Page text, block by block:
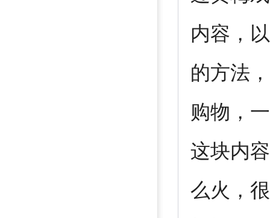
内容，
的方法
购物，
这块内
么火，